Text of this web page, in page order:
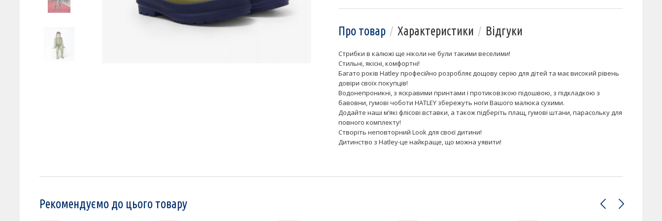
Про товар Характеристики Відгуки
Стрибки в калюжі ще ніколи не були такими веселими!
Стильні, якісні, комфортні!
Багато років Hatley професійно розробляє дощову серію для дітей та має високий рівень
довіри своїх покупців!
Водонепроникні, з яскравими принтами і протиковзкою підошвою, з підкладкою з
бавовни, гумові чоботи HATLEY збережуть ноги Вашого малюка сухими.
Додайте наші м’які флісові вставки, а також підберіть плащ, гумові штани, парасольку для
повного комплекту!
Створіть неповторний Look для своєї дитини!
Дитинство з Hatley-це найкраще, що можна уявити!
Рекомендуємо до цього товару